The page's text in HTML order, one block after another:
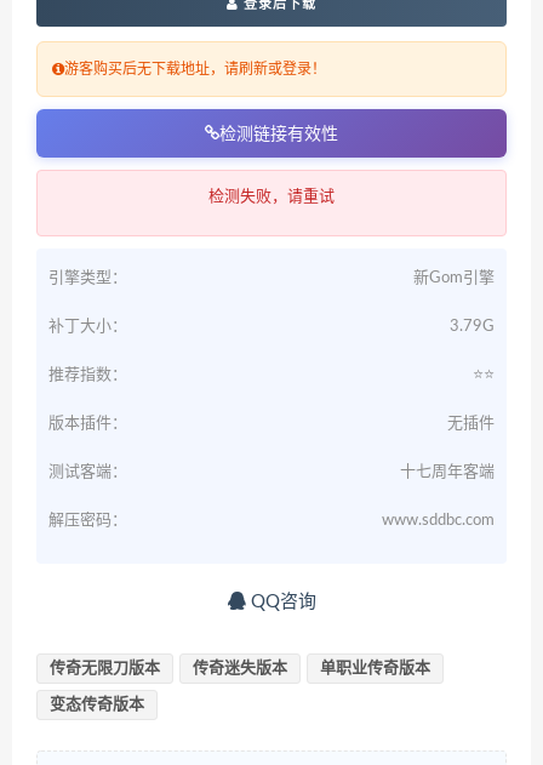
登录后下载
游客购买后无下载地址，请刷新或登录！
检测链接有效性
检测失败，请重试
引擎类型： 新Gom引擎
补丁大小： 3.79G
推荐指数： ⭐️⭐️
版本插件： 无插件
测试客端： 十七周年客端
解压密码： www.sddbc.com
QQ咨询
传奇无限刀版本 传奇迷失版本 单职业传奇版本
变态传奇版本